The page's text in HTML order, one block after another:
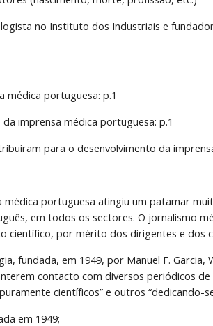
no Instituto dos Industriais e
médica portuguesa: p.1
imprensa médica portuguesa: p.1
para o desenvolvimento da
portuguesa atingiu um patamar
em todos os sectores. O jornalismo
científico, por mérito dos dirigentes e dos
fundada, em 1949, por Manuel F.
contacto com diversos periódicos
científicos” e outros “dedicando-
em 1949;